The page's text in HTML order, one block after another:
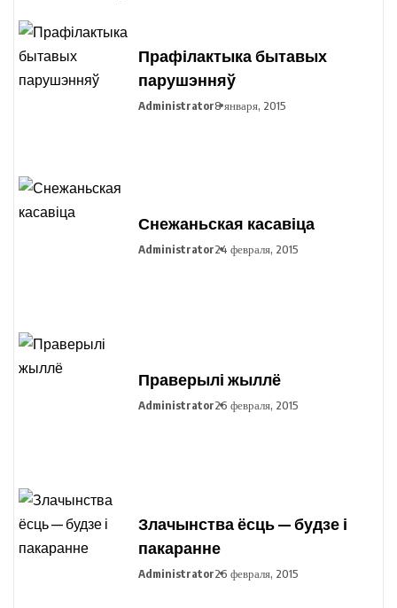
Прафілактыка бытавых
парушэнняў
Administrator8 января, 2015
Снежаньская касавіца
Administrator24 февраля, 2015
Праверылі жыллё
Administrator26 февраля, 2015
Злачынства ёсць — будзе і
пакаранне
Administrator26 февраля, 2015